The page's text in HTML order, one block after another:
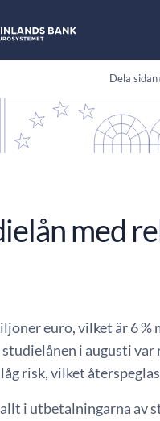
Dela sidan
med
euro, vilket är 6 %
i augusti var
risk, vilket
i utbetalningarna av